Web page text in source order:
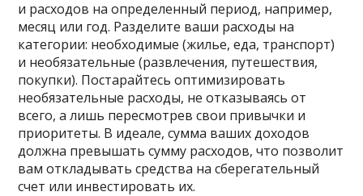
и расходов на определенный период, например,
месяц или год. Разделите ваши расходы на
категории: необходимые (жилье, еда, транспорт)
и необязательные (развлечения, путешествия,
покупки). Постарайтесь оптимизировать
необязательные расходы, не отказываясь от
всего, а лишь пересмотрев свои привычки и
приоритеты. В идеале, сумма ваших доходов
должна превышать сумму расходов, что позволит
вам откладывать средства на сберегательный
счет или инвестировать их.